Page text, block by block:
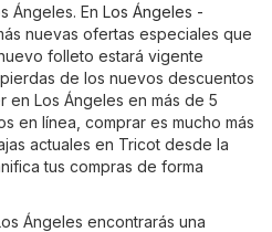
Ángeles. En Los Ángeles -
nuevas ofertas especiales que
folleto estará vigente
de los nuevos descuentos
Los Ángeles en más de 5
en línea, comprar es mucho más
actuales en Tricot desde la
tus compras de forma
Ángeles encontrarás una